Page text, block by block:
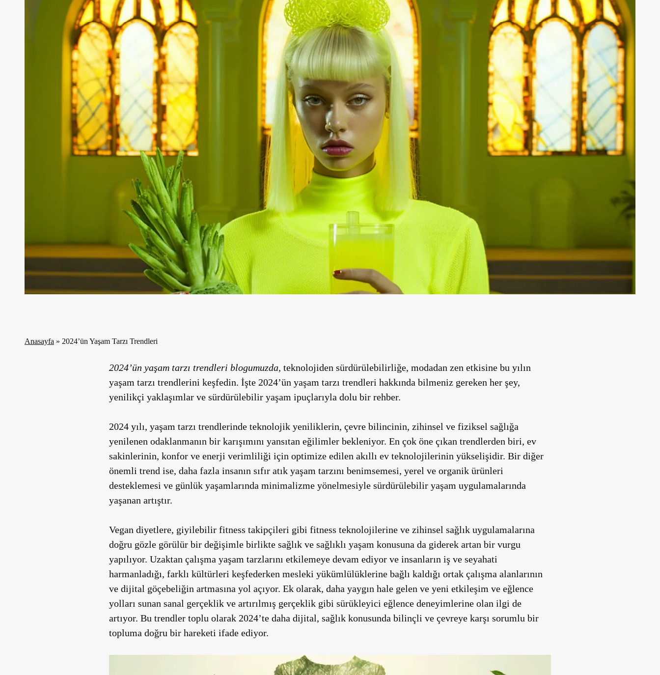
Anasayfa » 2024’ün Yaşam Tarzı Trendleri
2024’ün yaşam tarzı trendleri blogumuzda, teknolojiden sürdürülebilirliğe, modadan zen etkisine bu yılın
yaşam tarzı trendlerini keşfedin. İşte 2024’ün yaşam tarzı trendleri hakkında bilmeniz gereken her şey,
yenilikçi yaklaşımlar ve sürdürülebilir yaşam ipuçlarıyla dolu bir rehber.
2024 yılı, yaşam tarzı trendlerinde teknolojik yeniliklerin, çevre bilincinin, zihinsel ve fiziksel sağlığa
yenilenen odaklanmanın bir karışımını yansıtan eğilimler bekleniyor. En çok öne çıkan trendlerden biri, ev
sakinlerinin, konfor ve enerji verimliliği için optimize edilen akıllı ev teknolojilerinin yükselişidir. Bir diğer
önemli trend ise, daha fazla insanın sıfır atık yaşam tarzını benimsemesi, yerel ve organik ürünleri
desteklemesi ve günlük yaşamlarında minimalizme yönelmesiyle sürdürülebilir yaşam uygulamalarında
yaşanan artıştır.
Vegan diyetlere, giyilebilir fitness takipçileri gibi fitness teknolojilerine ve zihinsel sağlık uygulamalarına
doğru gözle görülür bir değişimle birlikte sağlık ve sağlıklı yaşam konusuna da giderek artan bir vurgu
yapılıyor. Uzaktan çalışma yaşam tarzlarını etkilemeye devam ediyor ve insanların iş ve seyahati
harmanladığı, farklı kültürleri keşfederken mesleki yükümlülüklerine bağlı kaldığı ortak çalışma alanlarının
ve dijital göçebeliğin artmasına yol açıyor. Ek olarak, daha yaygın hale gelen ve yeni etkileşim ve eğlence
yolları sunan sanal gerçeklik ve artırılmış gerçeklik gibi sürükleyici eğlence deneyimlerine olan ilgi de
artıyor. Bu trendler toplu olarak 2024’te daha dijital, sağlık konusunda bilinçli ve çevreye karşı sorumlu bir
topluma doğru bir hareketi ifade ediyor.